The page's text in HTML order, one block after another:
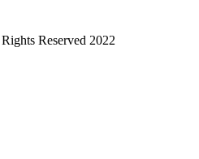
Reserved 2022